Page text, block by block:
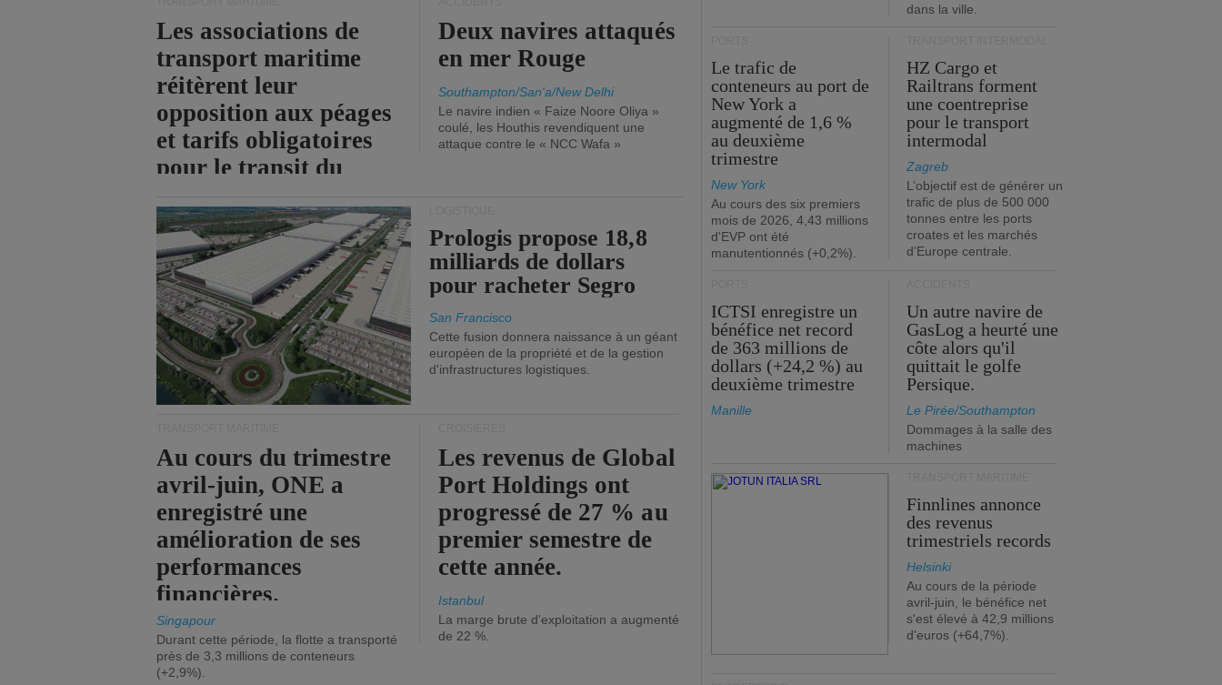
Les associations de
transport maritime
réitèrent leur
opposition aux péages
et tarifs obligatoires
pour le transit du
Deux navires attaqués
en mer Rouge
Southampton/San'a/New Delhi
Le navire indien « Faize Noore Oliya »
coulé, les Houthis revendiquent une
attaque contre le « NCC Wafa »
Prologis propose 18,8
milliards de dollars
pour racheter Segro
San Francisco
Cette fusion donnera naissance à un géant
européen de la propriété et de la gestion
d'infrastructures logistiques.
Au cours du trimestre
avril-juin, ONE a
enregistré une
amélioration de ses
performances
financières.
Singapour
Durant cette période, la flotte a transporté
près de 3,3 millions de conteneurs
(+2,9%).
Les revenus de Global
Port Holdings ont
progressé de 27 % au
premier semestre de
cette année.
Istanbul
La marge brute d'exploitation a augmenté
de 22 %.
dans la ville.
Le trafic de
conteneurs au port de
New York a
augmenté de 1,6 %
au deuxième
trimestre
New York
Au cours des six premiers
mois de 2026, 4,43 millions
d'EVP ont été
manutentionnés (+0,2%).
HZ Cargo et
Railtrans forment
une coentreprise
pour le transport
intermodal
Zagreb
L’objectif est de générer un
trafic de plus de 500 000
tonnes entre les ports
croates et les marchés
d’Europe centrale.
ICTSI enregistre un
bénéfice net record
de 363 millions de
dollars (+24,2 %) au
deuxième trimestre
Manille
Un autre navire de
GasLog a heurté une
côte alors qu'il
quittait le golfe
Persique.
Le Pirée/Southampton
Dommages à la salle des
machines
Finnlines annonce
des revenus
trimestriels records
Helsinki
Au cours de la période
avril-juin, le bénéfice net
s'est élevé à 42,9 millions
d'euros (+64,7%).